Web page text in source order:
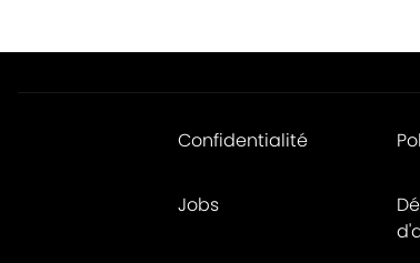
Confidentialité
Jobs